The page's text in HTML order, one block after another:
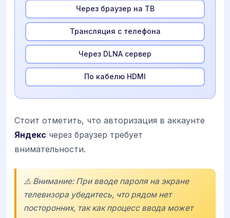
Через браузер на ТВ
Трансляция с телефона
Через DLNA сервер
По кабелю HDMI
Стоит отметить, что авторизация в аккаунте
Яндекс через браузер требует
внимательности.
⚠️ Внимание: При вводе пароля на экране
телевизора убедитесь, что рядом нет
посторонних, так как процесс ввода может